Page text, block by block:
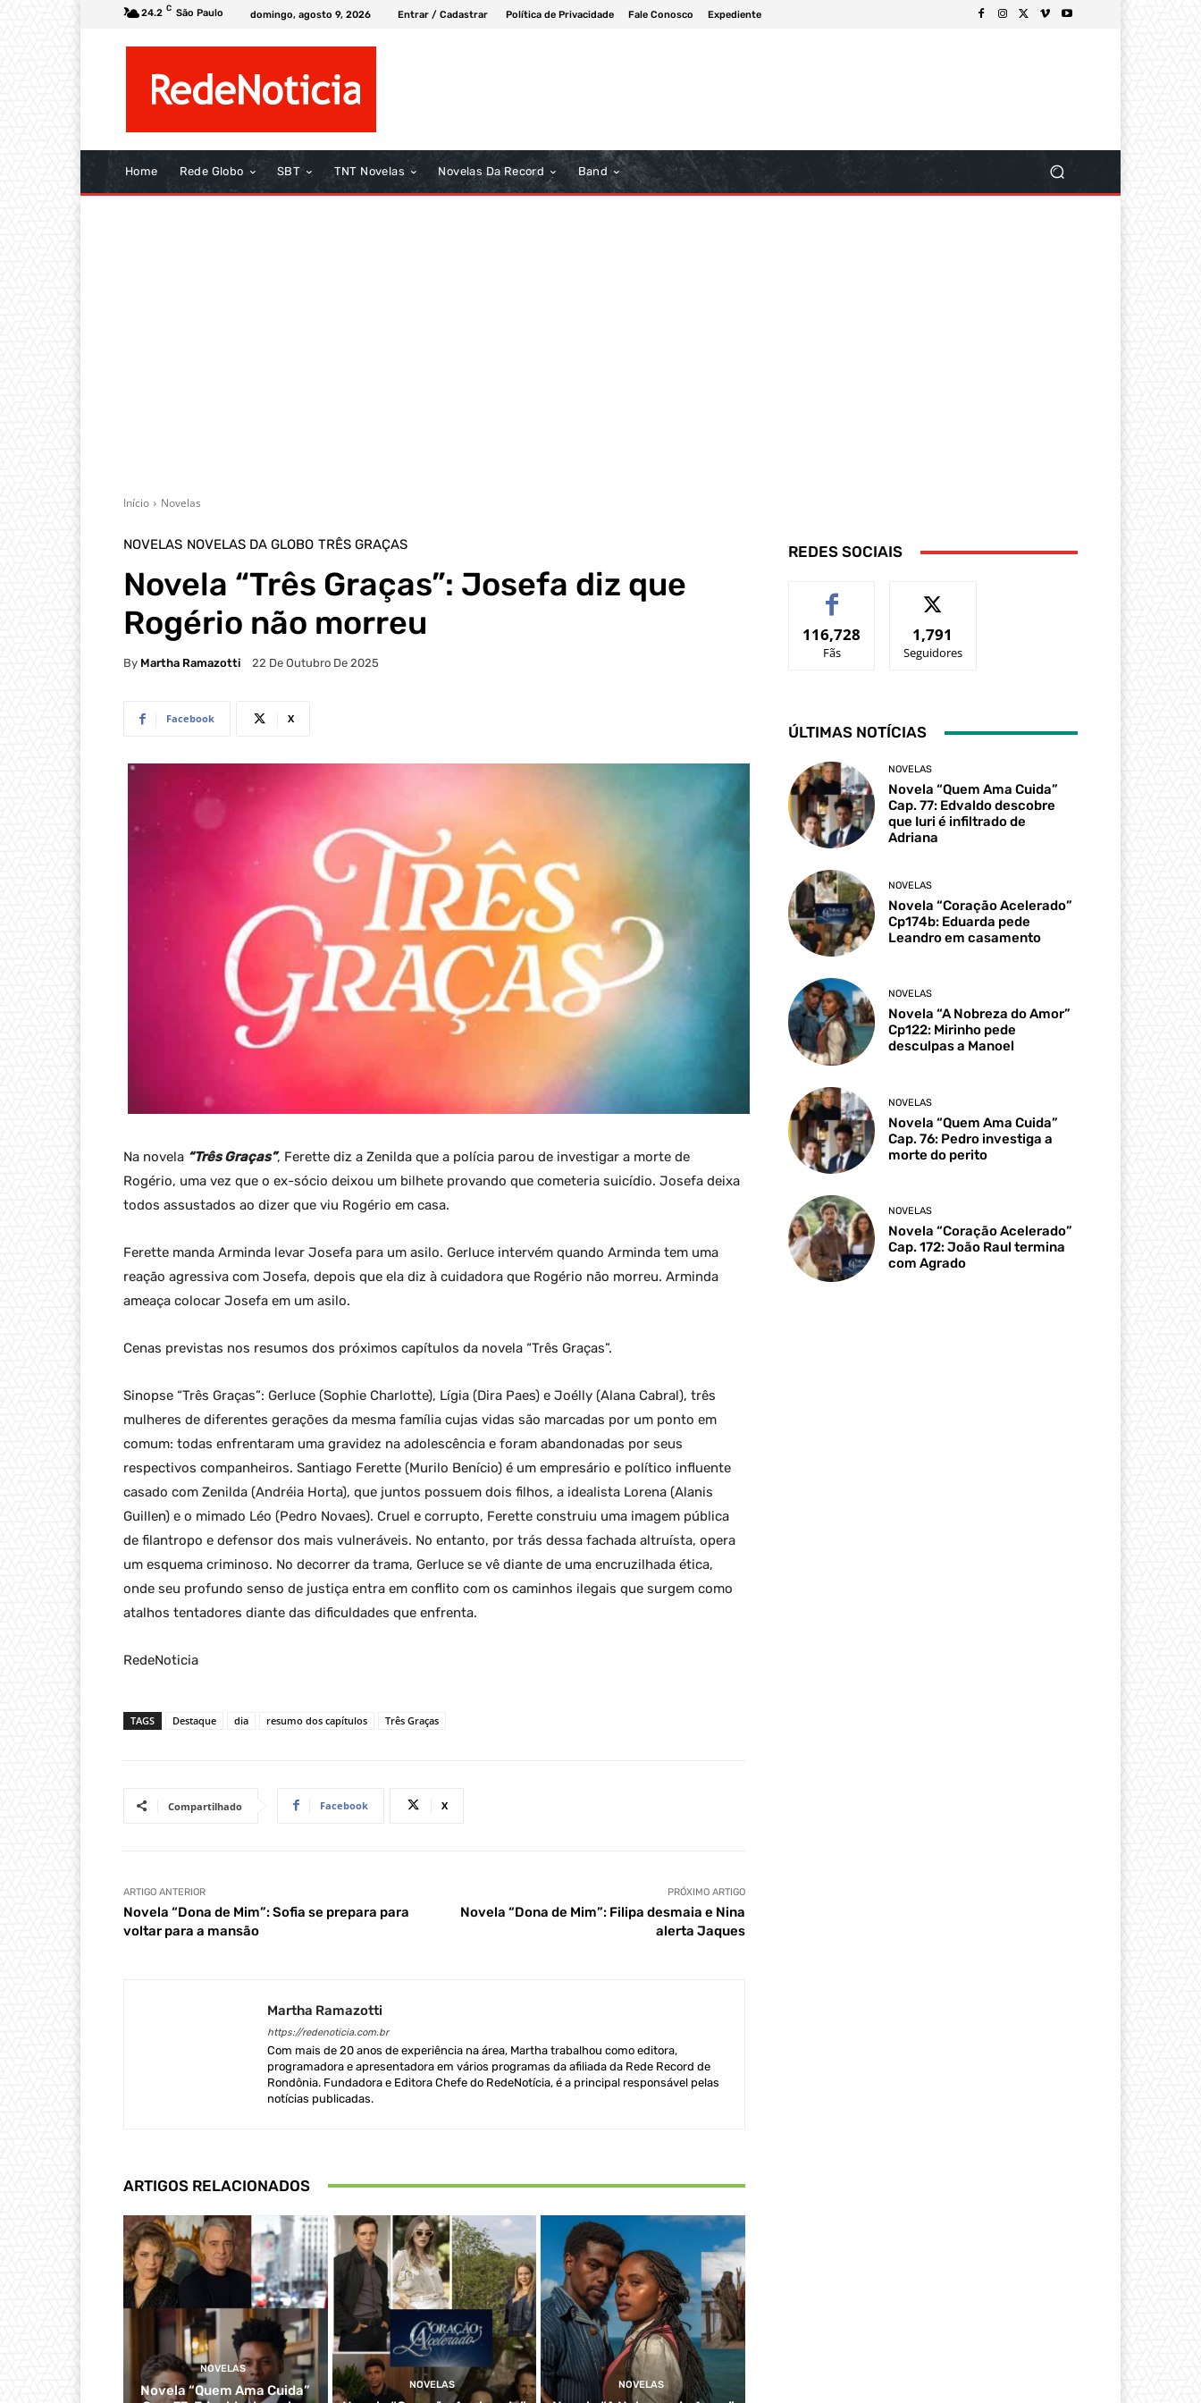
24.2 C São Paulo domingo, agosto 9, 2026 Entrar / Cadastrar Política de Privacidade Fale Conosco Expediente
Home Rede Globo SBT TNT Novelas Novelas Da Record Band
Início Novelas
NOVELAS NOVELAS DA GLOBO TRÊS GRAÇAS
Novela “Três Graças”: Josefa diz que
Rogério não morreu
By Martha Ramazotti 22 De Outubro De 2025
Facebook X
Na novela “Três Graças”, Ferette diz a Zenilda que a polícia parou de investigar a morte de
Rogério, uma vez que o ex-sócio deixou um bilhete provando que cometeria suicídio. Josefa deixa
todos assustados ao dizer que viu Rogério em casa.
Ferette manda Arminda levar Josefa para um asilo. Gerluce intervém quando Arminda tem uma
reação agressiva com Josefa, depois que ela diz à cuidadora que Rogério não morreu. Arminda
ameaça colocar Josefa em um asilo.
Cenas previstas nos resumos dos próximos capítulos da novela “Três Graças”.
Sinopse “Três Graças”: Gerluce (Sophie Charlotte), Lígia (Dira Paes) e Joélly (Alana Cabral), três
mulheres de diferentes gerações da mesma família cujas vidas são marcadas por um ponto em
comum: todas enfrentaram uma gravidez na adolescência e foram abandonadas por seus
respectivos companheiros. Santiago Ferette (Murilo Benício) é um empresário e político influente
casado com Zenilda (Andréia Horta), que juntos possuem dois filhos, a idealista Lorena (Alanis
Guillen) e o mimado Léo (Pedro Novaes). Cruel e corrupto, Ferette construiu uma imagem pública
de filantropo e defensor dos mais vulneráveis. No entanto, por trás dessa fachada altruísta, opera
um esquema criminoso. No decorrer da trama, Gerluce se vê diante de uma encruzilhada ética,
onde seu profundo senso de justiça entra em conflito com os caminhos ilegais que surgem como
atalhos tentadores diante das dificuldades que enfrenta.
RedeNoticia
TAGS Destaque dia resumo dos capítulos Três Graças
Compartilhado Facebook X
ARTIGO ANTERIOR
Novela “Dona de Mim”: Sofia se prepara para
voltar para a mansão
PRÓXIMO ARTIGO
Novela “Dona de Mim”: Filipa desmaia e Nina
alerta Jaques
Martha Ramazotti
https://redenoticia.com.br
Com mais de 20 anos de experiência na área, Martha trabalhou como editora,
programadora e apresentadora em vários programas da afiliada da Rede Record de
Rondônia. Fundadora e Editora Chefe do RedeNotícia, é a principal responsável pelas
notícias publicadas.
ARTIGOS RELACIONADOS
NOVELAS
Novela “Quem Ama Cuida”
NOVELAS NOVELAS
REDES SOCIAIS
116,728
Fãs
1,791
Seguidores
ÚLTIMAS NOTÍCIAS
NOVELAS
Novela “Quem Ama Cuida”
Cap. 77: Edvaldo descobre
que Iuri é infiltrado de
Adriana
NOVELAS
Novela “Coração Acelerado”
Cp174b: Eduarda pede
Leandro em casamento
NOVELAS
Novela “A Nobreza do Amor”
Cp122: Mirinho pede
desculpas a Manoel
NOVELAS
Novela “Quem Ama Cuida”
Cap. 76: Pedro investiga a
morte do perito
NOVELAS
Novela “Coração Acelerado”
Cap. 172: João Raul termina
com Agrado